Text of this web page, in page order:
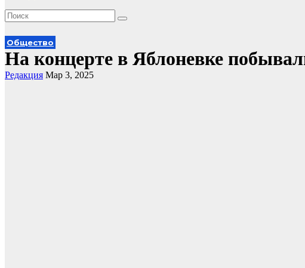
Общество
На концерте в Яблоневке
Редакция Мар 3, 2025